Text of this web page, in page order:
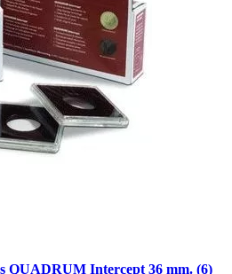
QUADRUM Intercept 36 mm. (6)